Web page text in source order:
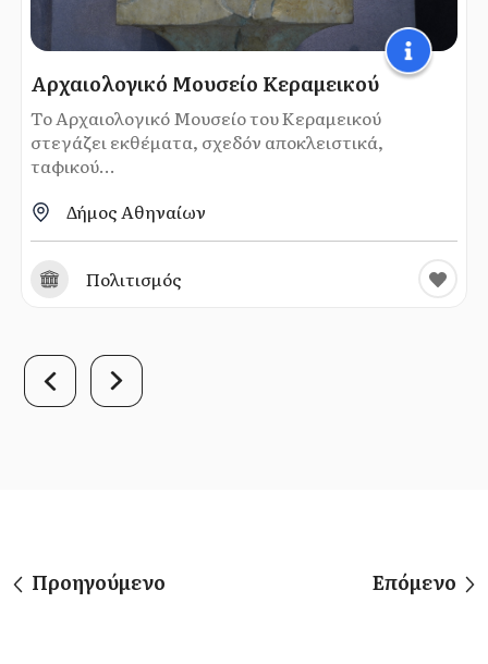
Αρχαιολογικό Μουσείο Κεραμεικού
Το Αρχαιολογικό Μουσείο του Κεραμεικού
στεγάζει εκθέματα, σχεδόν αποκλειστικά,
ταφικού...
Δήμος Αθηναίων
Πολιτισμός
Προηγούμενο Επόμενο